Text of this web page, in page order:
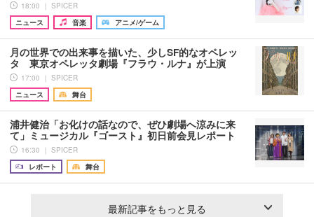
18:00 ｜ SPICER
ニュース
音楽 アニメ/ゲーム
月の世界での出来事を描いた、少しSF的なオペレッ
タ 東京オペレッタ劇場『フラウ・ルナ』が上演
17:00 ｜ SPICER
ニュース
舞台
浦井健治「お化けの話なので、ぜひ劇場へ涼みに来
て」ミュージカル『ゴースト』初日前会見レポート
16:30 ｜ SPICER
レポート
舞台
最新記事をもっと見る